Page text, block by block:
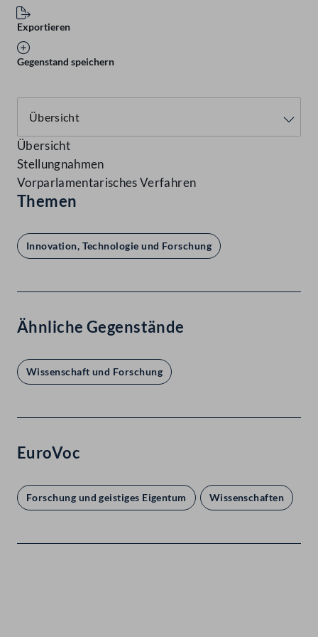
Exportieren
Gegenstand speichern
Übersicht
Stellungnahmen
Vorparlamentarisches Verfahren
Themen
Innovation, Technologie und Forschung
Ähnliche Gegenstände
Wissenschaft und Forschung
EuroVoc
Forschung und geistiges Eigentum Wissenschaften